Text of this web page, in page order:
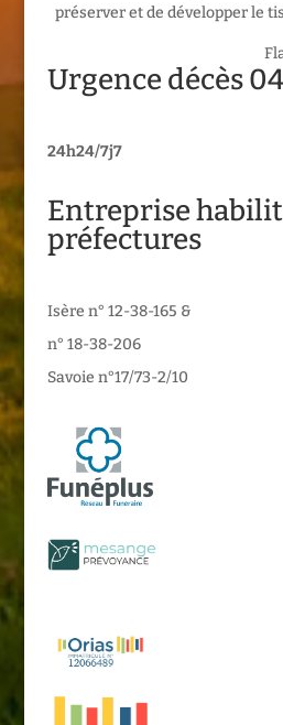
préserver et de développer le
Urgence décès
24h24/7j7
Entreprise
préfectures
Isère n° 12-38-165 &
n° 18-38-206
Savoie n°17/73-2/10